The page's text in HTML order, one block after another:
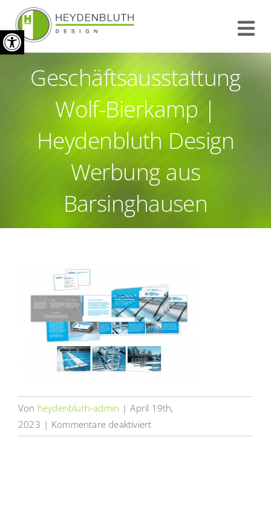
Werkzeugleiste öffnen
Zum
Inhalt
springen
START
REFERENZEN
Geschäftsausstattung
Wolf-Bierkamp |
Heydenbluth Design
Werbung aus
Barsinghausen
Von heydenbluth-admin | April 19th,
2023 | Kommentare deaktiviertfür
Geschäftsausstattung